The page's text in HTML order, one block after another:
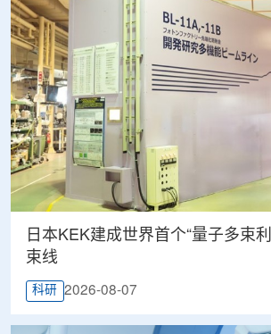
日本KEK建成世界首个“量子多束
束线
科研 2026-08-07